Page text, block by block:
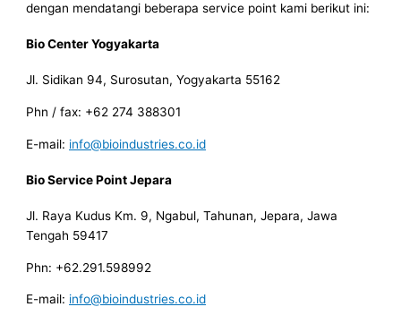
dengan mendatangi beberapa service point kami berikut ini:
Bio Center Yogyakarta
Jl. Sidikan 94, Surosutan, Yogyakarta 55162
Phn / fax: +62 274 388301
E-mail: info@bioindustries.co.id
Bio Service Point Jepara
Jl. Raya Kudus Km. 9, Ngabul, Tahunan, Jepara, Jawa
Tengah 59417
Phn: +62.291.598992
E-mail: info@bioindustries.co.id